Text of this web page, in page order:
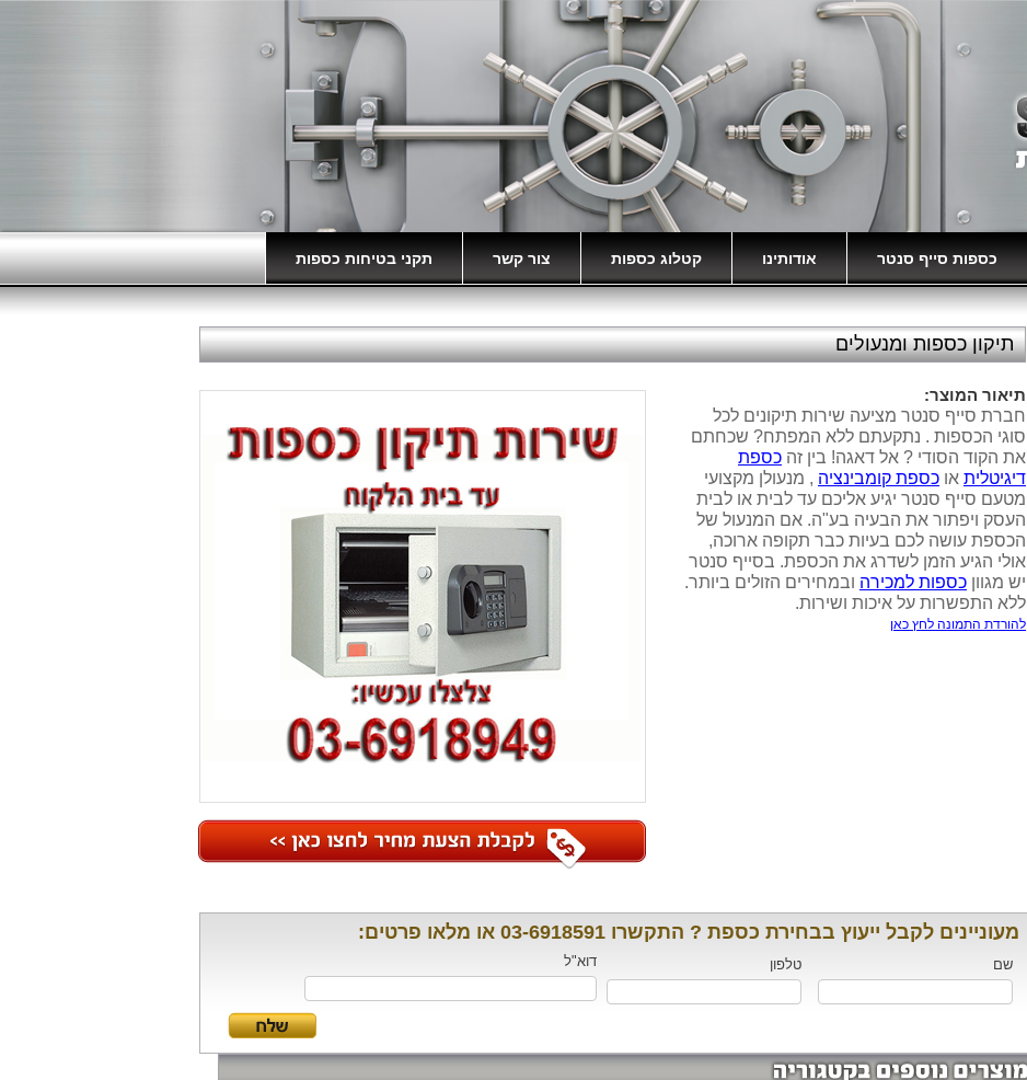
כספות סייף סנטר אודותינו קטלוג כספות צור קשר תקני בטיחות כספות
מדריכים איך לבחור כספת? אופניים חשמליות
תיקון כספות ומנעולים
תיאור המוצר:
חברת סייף סנטר מציעה שירות תיקונים לכל
סוגי הכספות . נתקעתם ללא המפתח? שכחתם
את הקוד הסודי ? אל דאגה! בין זה כספת
דיגיטלית או כספת קומבינציה , מנעולן מקצועי
מטעם סייף סנטר יגיע אליכם עד לבית או לבית
העסק ויפתור את הבעיה בע"ה. אם המנעול של
הכספת עושה לכם בעיות כבר תקופה ארוכה,
אולי הגיע הזמן לשדרג את הכספת. בסייף סנטר
יש מגוון כספות למכירה ובמחירים הזולים ביותר.
ללא התפשרות על איכות ושירות.
להורדת התמונה לחץ כאן
מעוניינים לקבל ייעוץ בבחירת כספת ? התקשרו 03-6918591 או מלאו פרטים:
שם טלפון דוא"ל